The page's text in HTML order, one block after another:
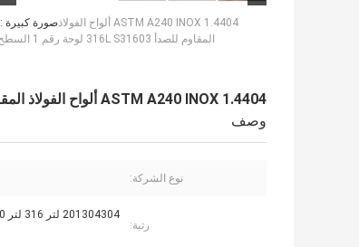
صورة كبيرة :ASTM A240 INOX 1.4404 ألواح الفولاذ
المقاوم للصدأ 316L S31603 لوحة رقم 1 السطح
ASTM A240 INOX 1.4404 ألواح الفولاذ المقاوم للصدأ 316L S31603 لوحة رقم 1 السطح
وصف
نوع الشركة:
رتبة: